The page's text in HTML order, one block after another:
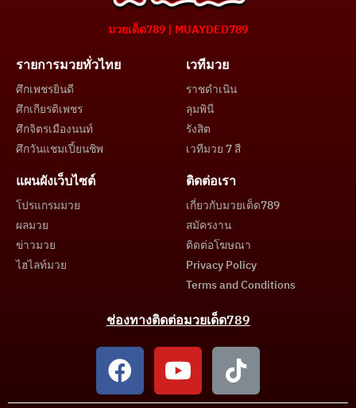
มวยเด็ด789 | MUAYDED789
รายการมวยทั่วไทย
ศึกเพชรยินดี
ศึกเกียรติเพชร
ศึกจิตรเมืองนนท์
ศึกวันแชมเปี้ยนชิพ
เวทีมวย
ราชดำเนิน
ลุมพินี
รังสิต
เวทีมวย 7 สี
แผนผังเว็บไซต์
โปรแกรมมวย
ผลมวย
ข่าวมวย
ไฮไลท์มวย
ติดต่อเรา
เกี่ยวกับมวยเด็ด789
สมัครงาน
ติดต่อโฆษณา
Privacy Policy
Terms and Conditions
ช่องทางติดต่อมวยเด็ด789